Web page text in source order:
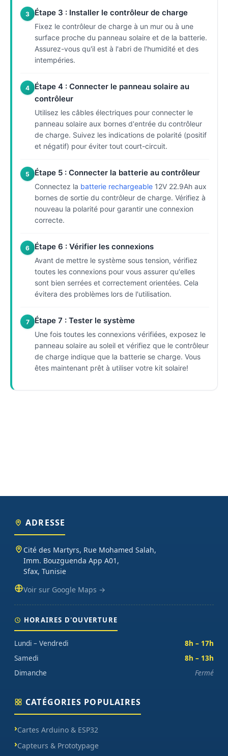
3 Étape 3 : Installer le contrôleur de charge
Fixez le contrôleur de charge à un mur ou à une
surface proche du panneau solaire et de la batterie.
Assurez-vous qu'il est à l'abri de l'humidité et des
intempéries.
4
Étape 4 : Connecter le panneau solaire au
contrôleur
Utilisez les câbles électriques pour connecter le
panneau solaire aux bornes d'entrée du contrôleur
de charge. Suivez les indications de polarité (positif
et négatif) pour éviter tout court-circuit.
5 Étape 5 : Connecter la batterie au contrôleur
Connectez la batterie rechargeable 12V 22.9Ah aux
bornes de sortie du contrôleur de charge. Vérifiez à
nouveau la polarité pour garantir une connexion
correcte.
6 Étape 6 : Vérifier les connexions
Avant de mettre le système sous tension, vérifiez
toutes les connexions pour vous assurer qu'elles
sont bien serrées et correctement orientées. Cela
évitera des problèmes lors de l'utilisation.
7 Étape 7 : Tester le système
Une fois toutes les connexions vérifiées, exposez le
panneau solaire au soleil et vérifiez que le contrôleur
de charge indique que la batterie se charge. Vous
êtes maintenant prêt à utiliser votre kit solaire!
ADRESSE
Cité des Martyrs, Rue Mohamed Salah,
Imm. Bouzguenda App A01,
Sfax, Tunisie
Voir sur Google Maps →
HORAIRES D'OUVERTURE
Lundi – Vendredi
8h – 17h
Samedi
8h – 13h
Dimanche
Fermé
CATÉGORIES POPULAIRES
Cartes Arduino & ESP32
Capteurs & Prototypage